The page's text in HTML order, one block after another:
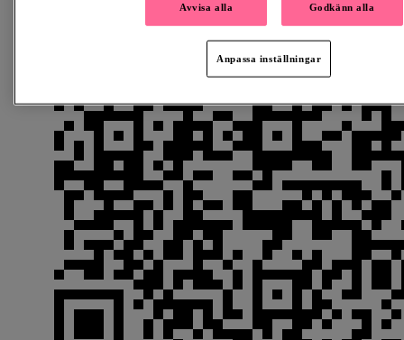
Avvisa alla Godkänn alla
Anpassa inställningar